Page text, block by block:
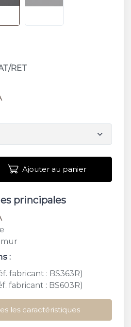
RET
Ajouter au panier
principales
mur
:
fabricant : BS363R)
fabricant : BS603R)
les caractéristiques